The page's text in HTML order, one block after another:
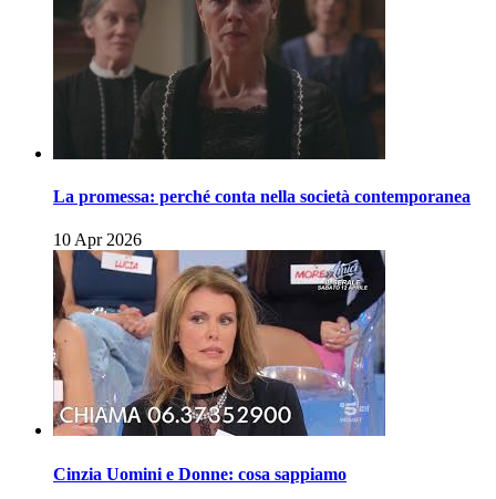
La promessa: perché conta nella società contemporanea
10 Apr 2026
Cinzia Uomini e Donne: cosa sappiamo